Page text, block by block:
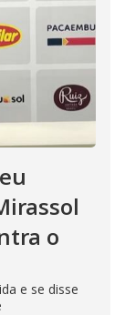
o
e se disse